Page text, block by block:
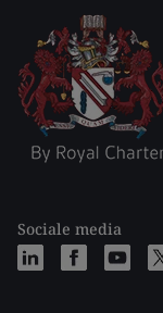
Sociale media